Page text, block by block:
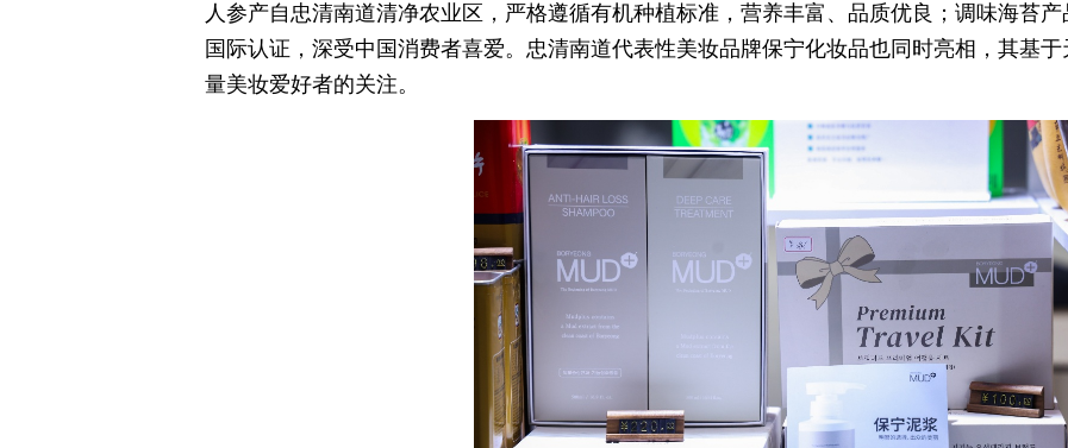
人参产自忠清南道清净农业区，严格遵循有机种植标准，营养丰富、品质优良；调味海苔
国际认证，深受中国消费者喜爱。忠清南道代表性美妆品牌保宁化妆品也同时亮相，其基
量美妆爱好者的关注。